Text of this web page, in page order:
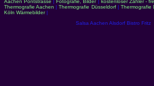
Aachen Pontstrasse |Fotografie, Bilder| kostenloser Zähler -
Thermografie Aachen |Thermografie Düsseldorf| Thermografie
Köln Wärmebilder|
Salsa Aachen Alsdorf Bistro Fritz